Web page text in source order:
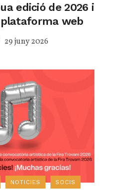
edició de 2026 i
web
29 juny 2026
NOTICIES SOCIS